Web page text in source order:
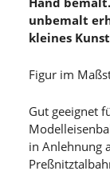
unbemalt
kleines
Figur im
Gut geeignet
in Anlehnung